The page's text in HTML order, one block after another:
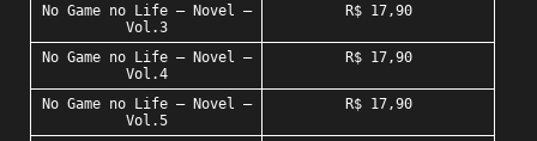
No Game no Life – Novel –
Vol.3
R$ 17,90
No Game no Life – Novel –
Vol.4
R$ 17,90
No Game no Life – Novel –
Vol.5
R$ 17,90